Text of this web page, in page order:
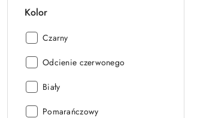
Kolor
Kolor:
Czarny
Kolor:
Odcienie czerwonego
Kolor:
Biały
Kolor:
Pomarańczowy